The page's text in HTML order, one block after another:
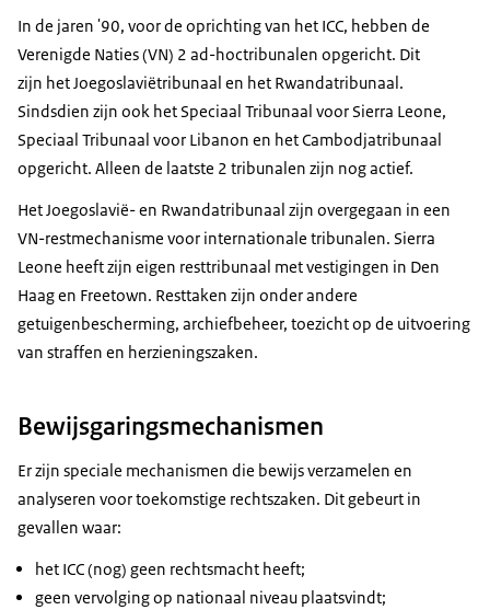
In de jaren '90, voor de oprichting van het ICC, hebben de
Verenigde Naties (VN) 2 ad-hoctribunalen opgericht. Dit
zijn het Joegoslaviëtribunaal en het Rwandatribunaal.
Sindsdien zijn ook het Speciaal Tribunaal voor Sierra Leone,
Speciaal Tribunaal voor Libanon en het Cambodjatribunaal
opgericht. Alleen de laatste 2 tribunalen zijn nog actief.
Het Joegoslavië- en Rwandatribunaal zijn overgegaan in een
VN-restmechanisme voor internationale tribunalen. Sierra
Leone heeft zijn eigen resttribunaal met vestigingen in Den
Haag en Freetown. Resttaken zijn onder andere
getuigenbescherming, archiefbeheer, toezicht op de uitvoering
van straffen en herzieningszaken.
Bewijsgaringsmechanismen
Er zijn speciale mechanismen die bewijs verzamelen en
analyseren voor toekomstige rechtszaken. Dit gebeurt in
gevallen waar:
het ICC (nog) geen rechtsmacht heeft;
geen vervolging op nationaal niveau plaatsvindt;